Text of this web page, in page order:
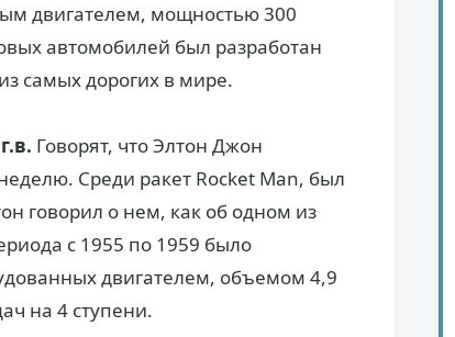
двигателем, мощностью 300
автомобилей был разработан
самых дорогих в мире.
Говорят, что Элтон Джон
Среди ракет Rocket Man, был
говорил о нем, как об одном из
с 1955 по 1959 было
двигателем, объемом 4,9
на 4 ступени.